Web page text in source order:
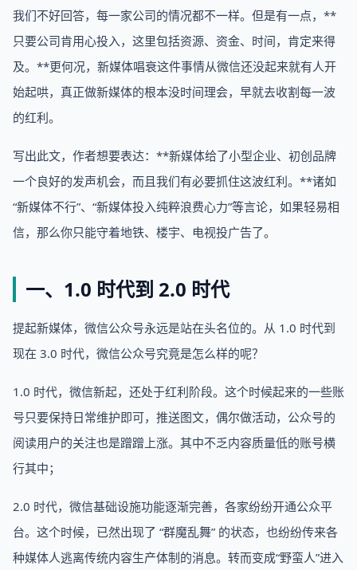
我们不好回答，每一家公司的情况都不一样。但是有一点，**
只要公司肯用心投入，这里包括资源、资金、时间，肯定来得
及。**更何况，新媒体唱衰这件事情从微信还没起来就有人开
始起哄，真正做新媒体的根本没时间理会，早就去收割每一波
的红利。
写出此文，作者想要表达：**新媒体给了小型企业、初创品牌
一个良好的发声机会，而且我们有必要抓住这波红利。**诸如
“新媒体不行”、“新媒体投入纯粹浪费心力”等言论，如果轻易相
信，那么你只能守着地铁、楼宇、电视投广告了。
一、1.0 时代到 2.0 时代
提起新媒体，微信公众号永远是站在头名位的。从 1.0 时代到
现在 3.0 时代，微信公众号究竟是怎么样的呢？
1.0 时代，微信新起，还处于红利阶段。这个时候起来的一些账
号只要保持日常维护即可，推送图文，偶尔做活动，公众号的
阅读用户的关注也是蹭蹭上涨。其中不乏内容质量低的账号横
行其中；
2.0 时代，微信基础设施功能逐渐完善，各家纷纷开通公众平
台。这个时候，已然出现了 “群魔乱舞” 的状态，也纷纷传来各
种媒体人逃离传统内容生产体制的消息。转而变成“野蛮人”进入